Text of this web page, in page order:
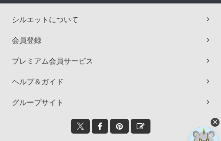
シルエットについて
会員登録
プレミアム会員サービス
ヘルプ＆ガイド
グループサイト
×